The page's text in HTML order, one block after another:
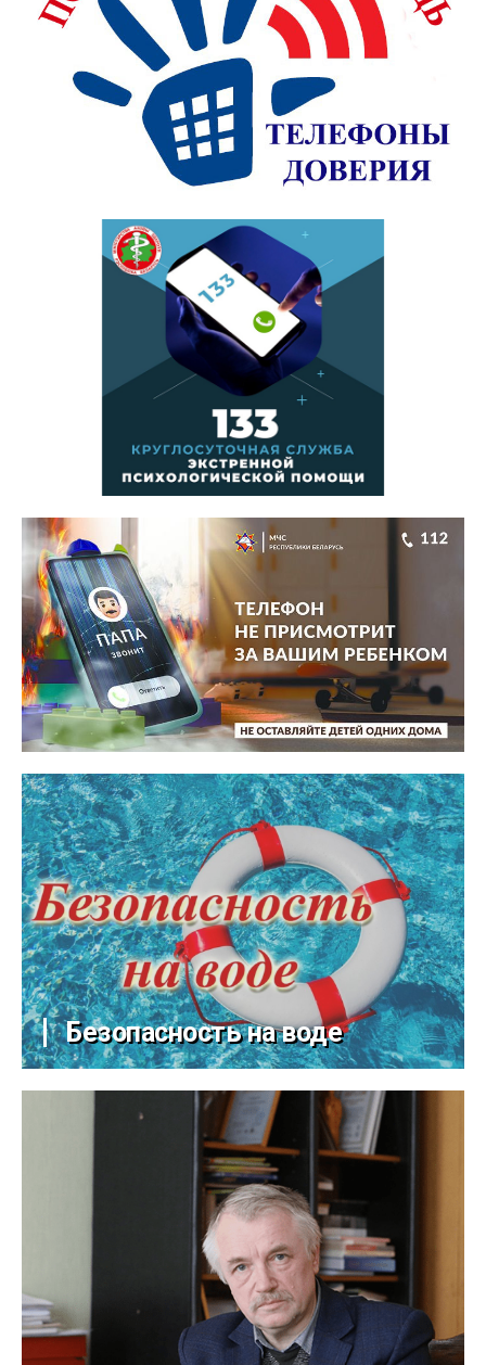
Безопасность на воде